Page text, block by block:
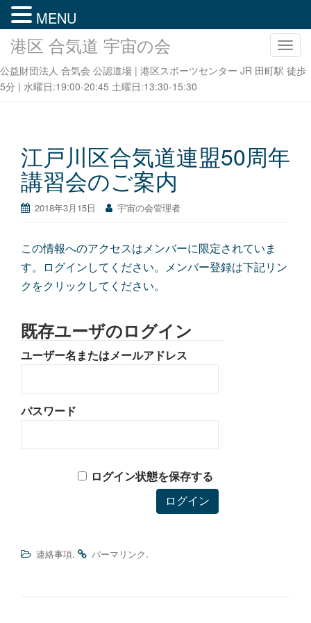
ナ
ビ
ゲ
を
港区 合気道 宇宙の会
公益財団法人 合気会 公認道場 | 港区スポーツセンター JR 田町駅 徒歩
5分 | 水曜日:19:00-20:45 土曜日:13:30-15:30
江戸川区合気道連盟50周年
講習会のご案内
2018年3月15日 宇宙の会管理者
この情報へのアクセスはメンバーに限定されていま
す。ログインしてください。メンバー登録は下記リン
クをクリックしてください。
既存ユーザのログイン
ユーザー名またはメールアドレス
パスワード
ログイン状態を保存する
連絡事項. パーマリンク.
MENU